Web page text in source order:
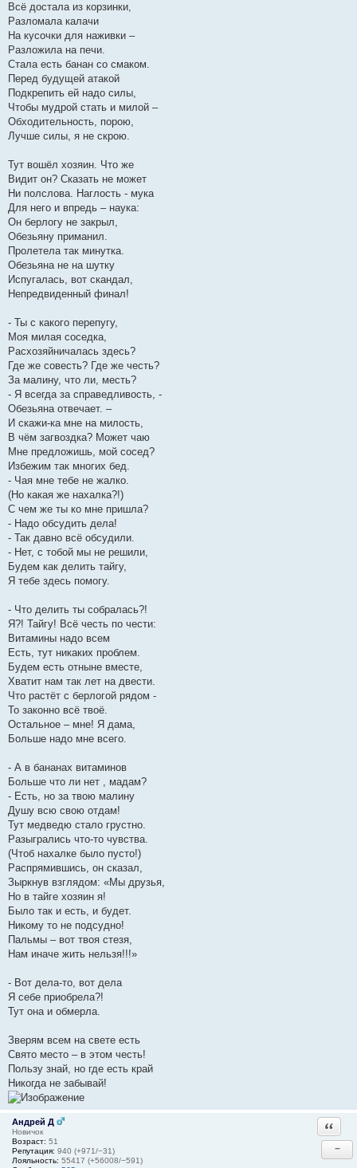
Всё достала из корзинки,
Разломала калачи
На кусочки для наживки –
Разложила на печи.
Стала есть банан со смаком.
Перед будущей атакой
Подкрепить ей надо силы,
Чтобы мудрой стать и милой –
Обходительность, порою,
Лучше силы, я не скрою.
Тут вошёл хозяин. Что же
Видит он? Сказать не может
Ни полслова. Наглость - мука
Для него и впредь – наука:
Он берлогу не закрыл,
Обезьяну приманил.
Пролетела так минутка.
Обезьяна не на шутку
Испугалась, вот скандал,
Непредвиденный финал!
- Ты с какого перепугу,
Моя милая соседка,
Расхозяйничалась здесь?
Где же совесть? Где же честь?
За малину, что ли, месть?
- Я всегда за справедливость, -
Обезьяна отвечает. –
И скажи-ка мне на милость,
В чём загвоздка? Может чаю
Мне предложишь, мой сосед?
Избежим так многих бед.
- Чая мне тебе не жалко.
(Но какая же нахалка?!)
С чем же ты ко мне пришла?
- Надо обсудить дела!
- Так давно всё обсудили.
- Нет, с тобой мы не решили,
Будем как делить тайгу,
Я тебе здесь помогу.
- Что делить ты собралась?!
Я?! Тайгу! Всё честь по чести:
Витамины надо всем
Есть, тут никаких проблем.
Будем есть отныне вместе,
Хватит нам так лет на двести.
Что растёт с берлогой рядом -
То законно всё твоё.
Остальное – мне! Я дама,
Больше надо мне всего.
- А в бананах витаминов
Больше что ли нет , мадам?
- Есть, но за твою малину
Душу всю свою отдам!
Тут медведю стало грустно.
Разыгрались что-то чувства.
(Чтоб нахалке было пусто!)
Распрямившись, он сказал,
Зыркнув взглядом: «Мы друзья,
Но в тайге хозяин я!
Было так и есть, и будет.
Никому то не подсудно!
Пальмы – вот твоя стезя,
Нам иначе жить нельзя!!!»
- Вот дела-то, вот дела
Я себе приобрела?!
Тут она и обмерла.
Зверям всем на свете есть
Свято место – в этом честь!
Пользу знай, но где есть край
Никогда не забывай!
Андрей Д
Новичок
Возраст: 51
Репутация: 940 (+971/−31)
Лояльность: 55417 (+56008/−591)
−